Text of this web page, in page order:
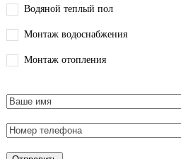
Водяной теплый пол
Монтаж водоснабжения
Монтаж отопления